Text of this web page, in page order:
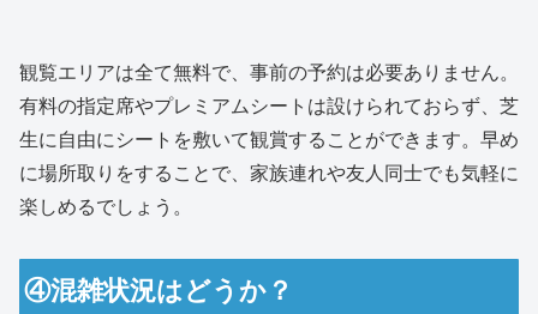
観覧エリアは全て無料で、事前の予約は必要ありません。
有料の指定席やプレミアムシートは設けられておらず、芝
生に自由にシートを敷いて観賞することができます。早め
に場所取りをすることで、家族連れや友人同士でも気軽に
楽しめるでしょう。
④混雑状況はどうか？